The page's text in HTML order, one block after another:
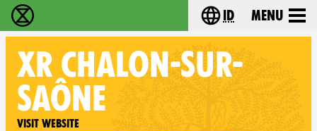
Extinction Rebellion (XR–Pemberontakan
Choose your
id Menu
XR CHALON-SUR-
SAÔNE
Visit website